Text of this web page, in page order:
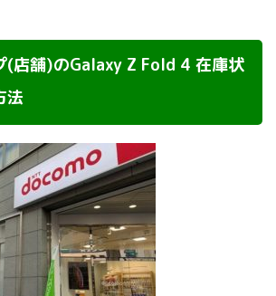
(店舗)のGalaxy Z Fold 4 在庫状
法